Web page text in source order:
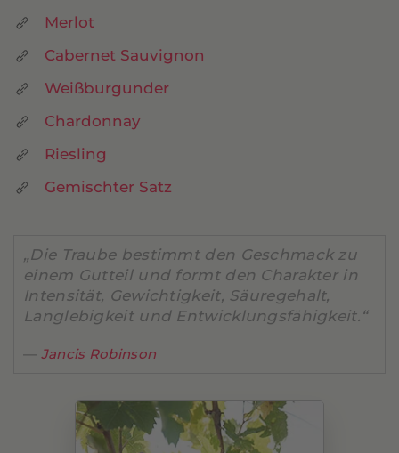
Merlot
Cabernet Sauvignon
Weißburgunder
Chardonnay
Riesling
Gemischter Satz
„Die Traube bestimmt den Geschmack zu
einem Gutteil und formt den Charakter in
Intensität, Gewichtigkeit, Säuregehalt,
Langlebigkeit und Entwicklungsfähigkeit.“
Jancis Robinson